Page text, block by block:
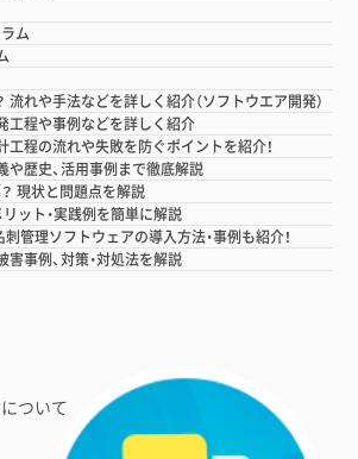
ム
れや手法などを詳しく紹介（ソフトウエア開発）
工程や事例などを詳しく紹介
工程の流れや失敗を防ぐポイントを紹介！
や歴史、活用事例まで徹底解説
現状と問題点を解説
ット・実践例を簡単に解説
管理ソフトウェアの導入方法・事例も紹介！
事例、対策・対処法を解説
ついて